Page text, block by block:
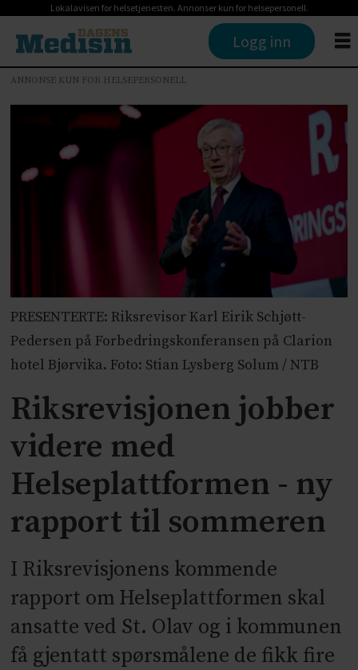
Lokalavisen for helsetjenesten. Annonser kun for helsepersonell.
Logg inn
ANNONSE KUN FOR HELSEPERSONELL
PRESENTERTE: Riksrevisor Karl Eirik Schjøtt-
Pedersen på Forbedringskonferansen på Clarion
hotel Bjørvika. Foto: Stian Lysberg Solum / NTB
Riksrevisjonen jobber
videre med
Helseplattformen - ny
rapport til sommeren
I Riksrevisjonens kommende
rapport om Helseplattformen skal
ansatte ved St. Olav og i kommunen
få gjentatt spørsmålene de fikk fire